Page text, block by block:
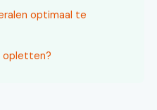
optimaal te
opletten?